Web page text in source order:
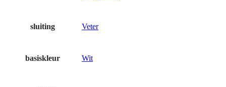
sluiting Veter
basiskleur Wit